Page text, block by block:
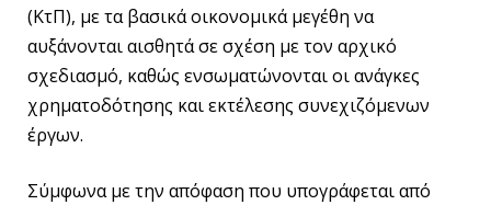
(ΚτΠ), με τα βασικά οικονομικά μεγέθη να
αυξάνονται αισθητά σε σχέση με τον αρχικό
σχεδιασμό, καθώς ενσωματώνονται οι ανάγκες
χρηματοδότησης και εκτέλεσης συνεχιζόμενων
έργων.
Σύμφωνα με την απόφαση που υπογράφεται από